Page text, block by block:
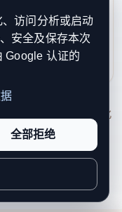
理站务、投稿与权
本网站持续优化
以提升品牌信任感和
政策
访问分析或启动
安全及保存本次
Google 认证的
全部拒绝